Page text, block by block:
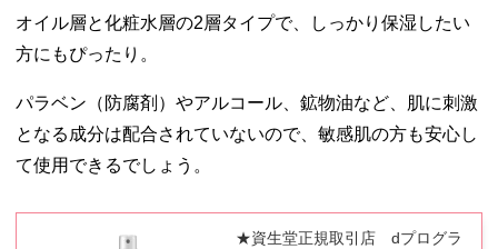
オイル層と化粧水層の2層タイプで、しっかり保湿したい
方にもぴったり。
パラベン（防腐剤）やアルコール、鉱物油など、肌に刺激
となる成分は配合されていないので、敏感肌の方も安心し
て使用できるでしょう。
★資生堂正規取引店 dプログラ